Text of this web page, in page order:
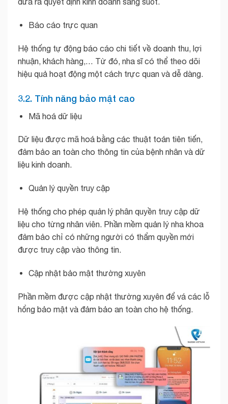
Báo cáo trực quan
Hệ thống tự động báo cáo chi tiết về doanh thu, lợi
nhuận, khách hàng,… Từ đó, nha sĩ có thể theo dõi
hiệu quả hoạt động một cách trực quan và dễ dàng.
3.2. Tính năng bảo mật cao
Mã hoá dữ liệu
Dữ liệu được mã hoá bằng các thuật toán tiên tiến,
đảm bảo an toàn cho thông tin của bệnh nhân và dữ
liệu kinh doanh.
Quản lý quyền truy cập
Hệ thống cho phép quản lý phân quyền truy cập dữ
liệu cho từng nhân viên. Phần mềm quản lý nha khoa
đảm bảo chỉ có những người có thẩm quyền mới
được truy cập vào thông tin.
Cập nhật bảo mật thường xuyên
Phần mềm được cập nhật thường xuyên để vá các lỗ
hổng bảo mật và đảm bảo an toàn cho hệ thống.